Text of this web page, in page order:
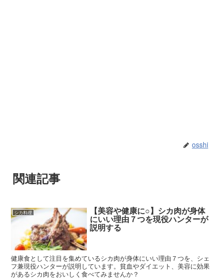
osshi
関連記事
シカ料理 【美容や健康に○】シカ肉が身体
にいい理由７つを現役ハンターが
説明する
健康食として注目を集めているシカ肉が身体にいい理由７つを、シェ
フ兼現役ハンターが説明しています。貧血やダイエット、美容に効果
があるシカ肉をおいしく食べてみませんか？